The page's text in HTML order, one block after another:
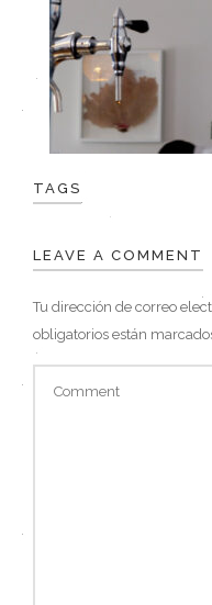
TAGS
LEAVE A COMMENT
Tu dirección de correo
obligatorios están